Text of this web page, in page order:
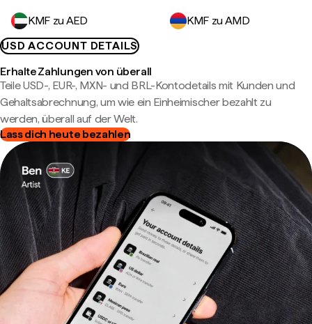
KMF zu AED
KMF zu AMD
USD ACCOUNT DETAILS
Erhalte Zahlungen von überall
Teile USD-, EUR-, MXN- und BRL-Kontodetails mit Kunden und
Gehaltsabrechnung, um wie ein Einheimischer bezahlt zu
werden, überall auf der Welt.
Lass dich heute bezahlen